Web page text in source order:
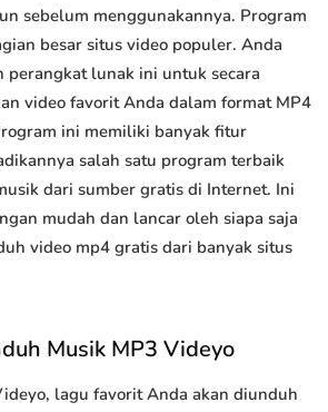
sebelum menggunakannya. Program
besar situs video populer. Anda
perangkat lunak ini untuk secara
video favorit Anda dalam format MP4
ini memiliki banyak fitur
salah satu program terbaik
dari sumber gratis di Internet. Ini
mudah dan lancar oleh siapa saja
video mp4 gratis dari banyak situs
Musik MP3 Videyo
lagu favorit Anda akan diunduh